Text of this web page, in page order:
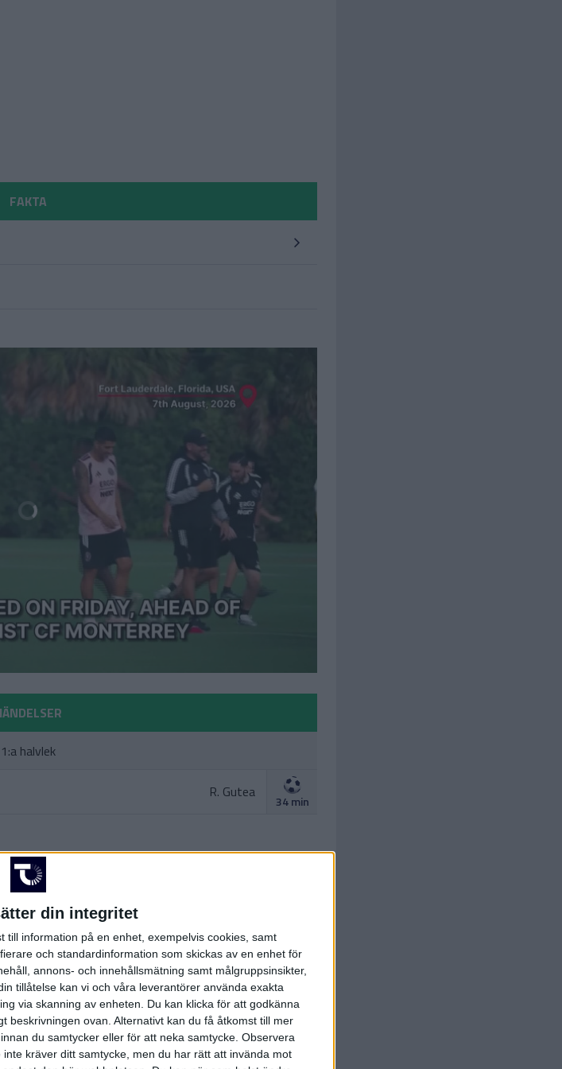
din integritet
till information på en enhet, exempelvis cookies, samt
och standardinformation som skickas av en enhet för
annons- och innehållsmätning samt målgruppsinsikter,
tillåtelse kan vi och våra leverantörer använda exakta
via skanning av enheten. Du kan klicka för att godkänna
beskrivningen ovan. Alternativt kan du få åtkomst till mer
du samtycker eller för att neka samtycke. Observera
kräver ditt samtycke, men du har rätt att invända mot
FAKTA
1:a halvlek
R. Gutea
34 min
2:a halvlek
I. Cercel
51 min
D. Barbu